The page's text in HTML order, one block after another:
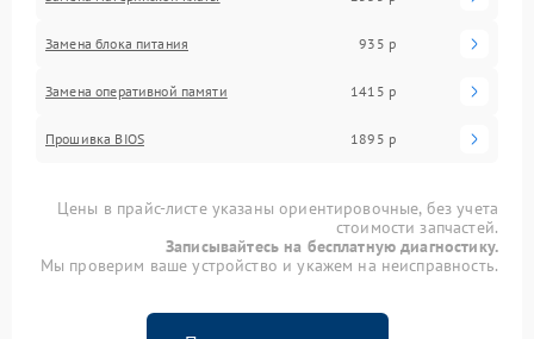
Замена блока питания 935 р
Замена оперативной памяти 1415 р
Прошивка BIOS 1895 р
Цены в прайс-листе указаны ориентировочные, без учета
стоимости запчастей.
Записывайтесь на бесплатную диагностику.
Мы проверим ваше устройство и укажем на неисправность.